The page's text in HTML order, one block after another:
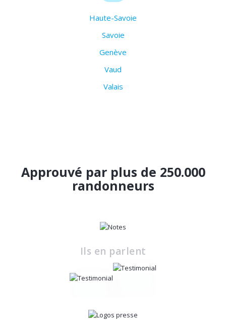
Haute-Savoie
Savoie
Genève
Vaud
Valais
Approuvé par plus de 250.000
randonneurs
Ils en parlent